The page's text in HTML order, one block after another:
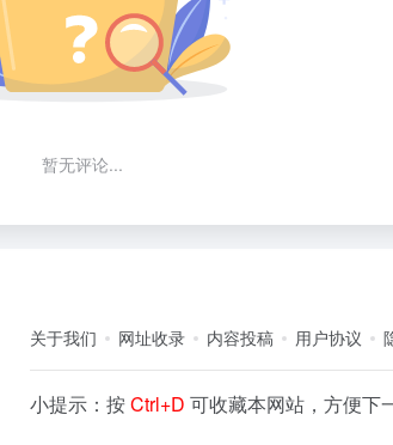
暂无评论...
关于我们 网址收录 内容投稿 用户协议
小提示：按Ctrl+D可收藏本网站，方便下